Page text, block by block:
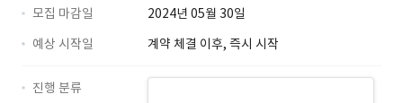
모집 마감일
2024년 05월 30일
예상 시작일
계약 체결 이후, 즉시 시작
진행 분류